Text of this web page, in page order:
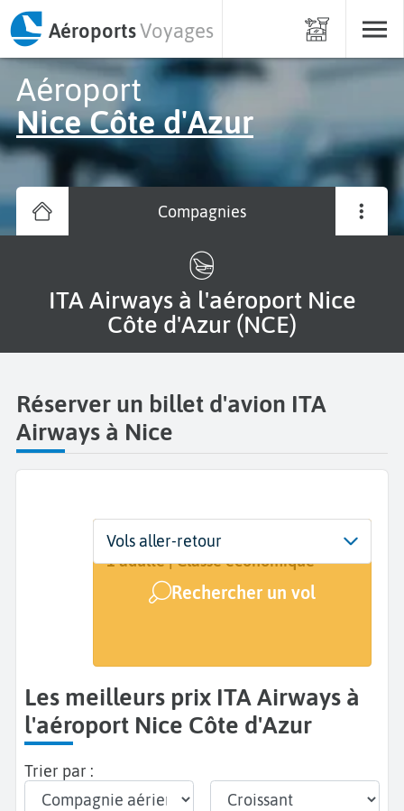
AéroportsVoyages
Aéroport
Nice Côte d'Azur
Compagnies
ITA Airways à l'aéroport Nice
Côte d'Azur (NCE)
Réserver un billet d'avion ITA
Airways à Nice
Départ
Nice Côte d'Azur (NCE)
Dates
Dates de votre voyage
Voyageurs | Classe
1 adulte | Classe économique
Rechercher un vol
Vols aller-retour
Les meilleurs prix ITA Airways à
l'aéroport Nice Côte d'Azur
Trier par :